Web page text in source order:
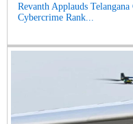
Revanth Applauds
Cybercrime Rank...